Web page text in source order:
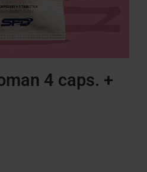
4 caps. +